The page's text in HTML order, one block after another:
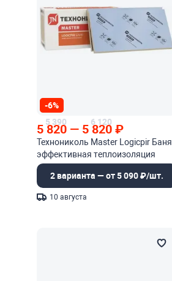
-6%
5 390
5 820 — 6 120
5 820₽
Технониколь Master Logicpir Баня
эффективная теплоизоляция
2 варианта — от 5 090 ₽/шт.
10 августа